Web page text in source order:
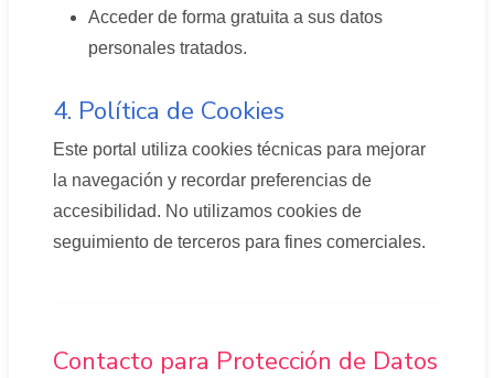
Acceder de forma gratuita a sus datos
personales tratados.
4. Política de Cookies
Este portal utiliza cookies técnicas para mejorar
la navegación y recordar preferencias de
accesibilidad. No utilizamos cookies de
seguimiento de terceros para fines comerciales.
Contacto para Protección de Datos